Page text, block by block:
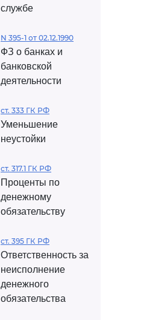
службе
N 395-1 от 02.12.1990
ФЗ о банках и
банковской
деятельности
ст. 333 ГК РФ
Уменьшение
неустойки
ст. 317.1 ГК РФ
Проценты по
денежному
обязательству
ст. 395 ГК РФ
Ответственность за
неисполнение
денежного
обязательства